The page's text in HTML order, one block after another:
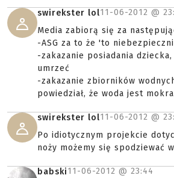
swirekster lol11-06-2012 @
Media zabiorą się za
-ASG za to że 'to
-zakazanie posiadania
umrzeć
-zakazanie zbiorników
powiedział, że woda jest mokra
swirekster lol11-06-2012 @
Po idiotycznym projekcie
noży możemy się spodziewać
babski11-06-2012 @ 23:44